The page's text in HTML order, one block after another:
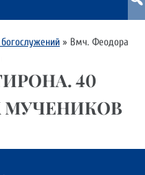
» Вмч. Феодора
40
МУЧЕНИКОВ